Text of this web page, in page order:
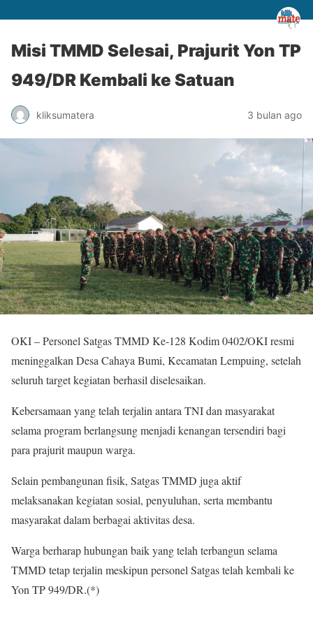
Misi TMMD Selesai, Prajurit Yon TP
949/DR Kembali ke Satuan
kliksumatera 3 bulan ago
OKI – Personel Satgas TMMD Ke-128 Kodim 0402/OKI resmi
meninggalkan Desa Cahaya Bumi, Kecamatan Lempuing, setelah
seluruh target kegiatan berhasil diselesaikan.
Kebersamaan yang telah terjalin antara TNI dan masyarakat
selama program berlangsung menjadi kenangan tersendiri bagi
para prajurit maupun warga.
Selain pembangunan fisik, Satgas TMMD juga aktif
melaksanakan kegiatan sosial, penyuluhan, serta membantu
masyarakat dalam berbagai aktivitas desa.
Warga berharap hubungan baik yang telah terbangun selama
TMMD tetap terjalin meskipun personel Satgas telah kembali ke
Yon TP 949/DR.(*)